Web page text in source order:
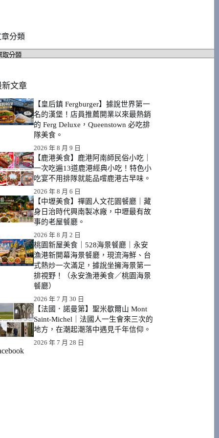
分類
新文章
【皇后鎮 Fergburger】據說世界第一
名的漢堡！店員推薦開業以來最熱銷
的 Ferg Deluxe，Queenstown 必吃排
隊美食。
2026 年 8 月 9 日
【鹿港美食】鹿港阿南師民俗小吃｜
一次吃遍13道鹿港經典小吃！特色小
吃宴不用排隊就能品嚐鹿港古早味。
2026 年 8 月 6 日
【中壢美食】禪園人文花園餐廳｜藏
身日治時代興南製冰廠，中壢最有故
事的老屋餐廳。
2026 年 8 月 2 日
桃園新屋美食｜528海景餐廳｜永安
漁港新開幕海景餐廳，現流海鮮、台
式熱炒一次滿足，據說坐擁海景第一
排視野！（永安漁港美食／桃園海景
餐廳）
2026 年 7 月 30 日
【法國．諾曼第】聖米歇爾山 Mont
Saint-Michel｜法國人一生會來三次的
地方，在潮起潮落中遇見千年信仰。
2026 年 7 月 28 日